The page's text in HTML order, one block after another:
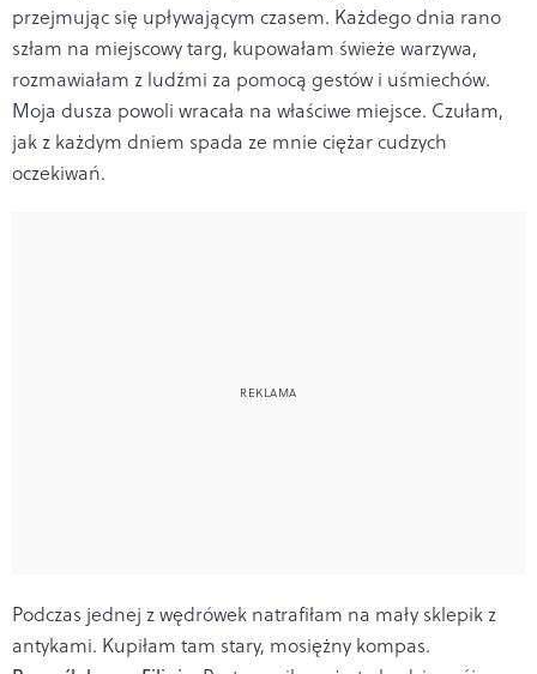
przejmując się upływającym czasem. Każdego dnia rano
szłam na miejscowy targ, kupowałam świeże warzywa,
rozmawiałam z ludźmi za pomocą gestów i uśmiechów.
Moja dusza powoli wracała na właściwe miejsce. Czułam,
jak z każdym dniem spada ze mnie ciężar cudzych
oczekiwań.
Podczas jednej z wędrówek natrafiłam na mały sklepik z
antykami. Kupiłam tam stary, mosiężny kompas.